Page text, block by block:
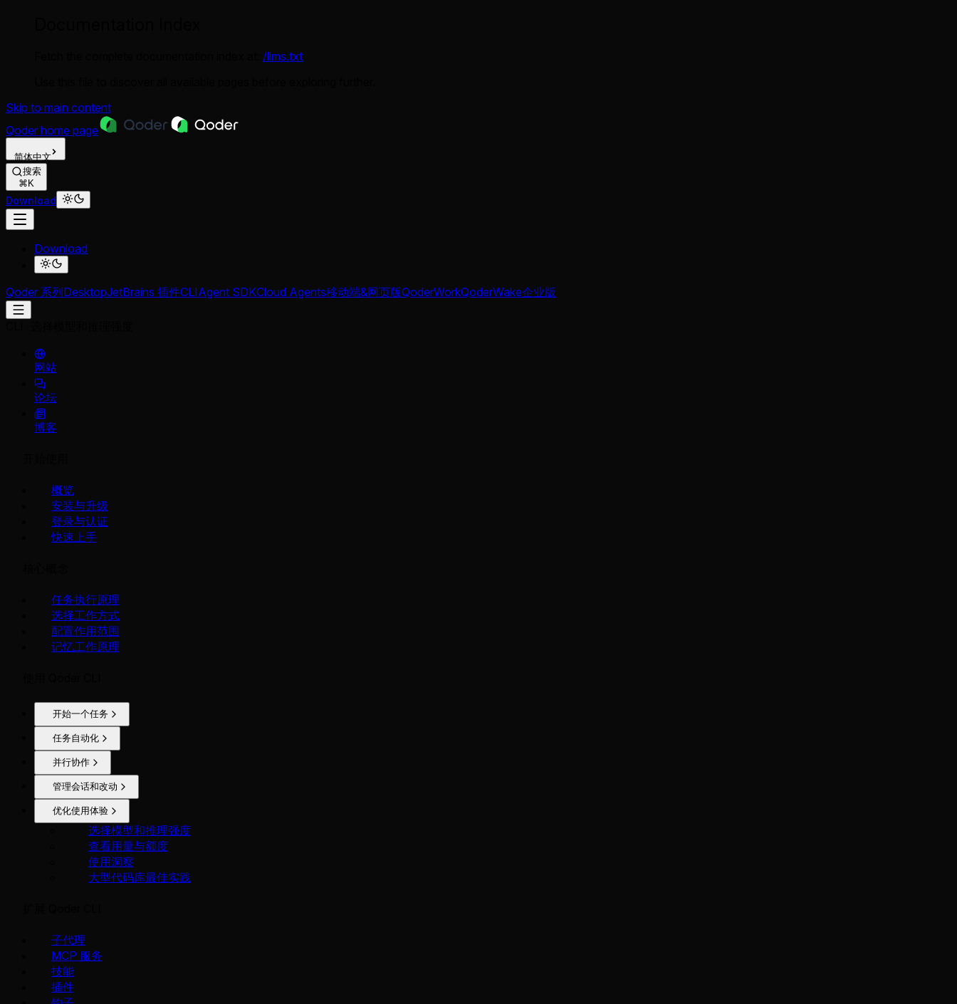
/llms.txt
Skip to main content
Qoder home page
简体中文
搜索
⌘K
Download
Download
Qoder 系列DesktopJetBrains 插件CLIAgent SDKCloud Agents移动端&网页版QoderWorkQoderWake企业版
网站
论坛
博客
概览
安装与升级
登录与认证
快速上手
任务执行原理
选择工作方式
配置作用范围
记忆工作原理
开始一个任务
任务自动化
并行协作
管理会话和改动
优化使用体验
选择模型和推理强度
查看用量与额度
使用洞察
大型代码库最佳实践
子代理
MCP 服务
技能
插件